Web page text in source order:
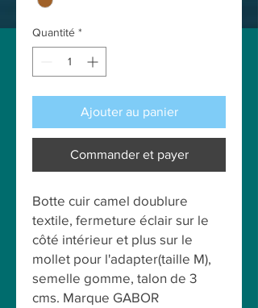
Quantité *
Ajouter au panier
Commander et payer
Botte cuir camel doublure
textile, fermeture éclair sur le
côté intérieur et plus sur le
mollet pour l'adapter(taille M),
semelle gomme, talon de 3
cms. Marque GABOR